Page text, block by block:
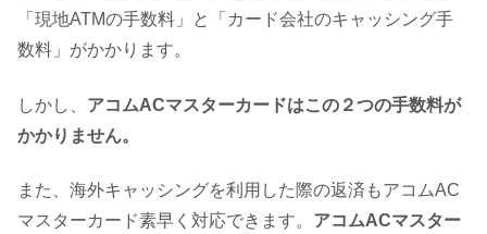
「現地ATMの手数料」と「カード会社のキャッシング手
数料」がかかります。
しかし、 アコムACマスターカードはこの２つの手数料が
かかりません。
また、海外キャッシングを利用した際の返済もアコムAC
マスターカード素早く対応できます。 アコムACマスター